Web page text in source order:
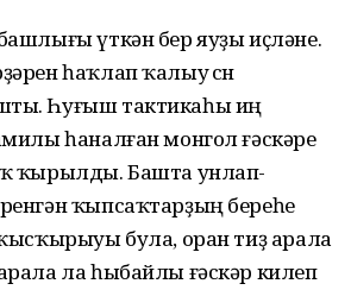
үткән бер яуҙы иҫләне.
һаҡлап ҡалыу өсөн
Һуғыш тактикаһы иң
һаналған монгол ғәскәре
ҡырылды. Башта унлап-
ҡыпсаҡтарҙың береһе
була, оран тиҙ арала
ла һыбайлы ғәскәр килеп